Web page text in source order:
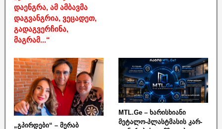
დაენგრა, ამ ამბავმა
დაგვანგრია, ვეცადეთ,
გადაგვერჩინა,
მაგრამ...“
„გპირდები“ – მერაბ
MTL.Ge – ხარისხიანი
მეტალო-პლასტმასის კარ-